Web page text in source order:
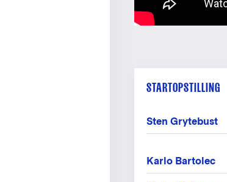
STARTOPSTILLING
Sten Grytebust
Karlo Bartolec